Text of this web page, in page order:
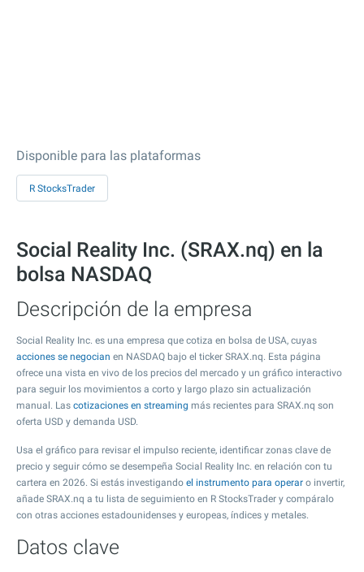
Disponible para las plataformas
R StocksTrader
Social Reality Inc. (SRAX.nq) en la
bolsa NASDAQ
Descripción de la empresa
Social Reality Inc. es una empresa que cotiza en bolsa de USA, cuyas
acciones se negocian en NASDAQ bajo el ticker SRAX.nq. Esta página
ofrece una vista en vivo de los precios del mercado y un gráfico interactivo
para seguir los movimientos a corto y largo plazo sin actualización
manual. Las cotizaciones en streaming más recientes para SRAX.nq son
oferta USD y demanda USD.
Usa el gráfico para revisar el impulso reciente, identificar zonas clave de
precio y seguir cómo se desempeña Social Reality Inc. en relación con tu
cartera en 2026. Si estás investigando el instrumento para operar o invertir,
añade SRAX.nq a tu lista de seguimiento en R StocksTrader y compáralo
con otras acciones estadounidenses y europeas, índices y metales.
Datos clave